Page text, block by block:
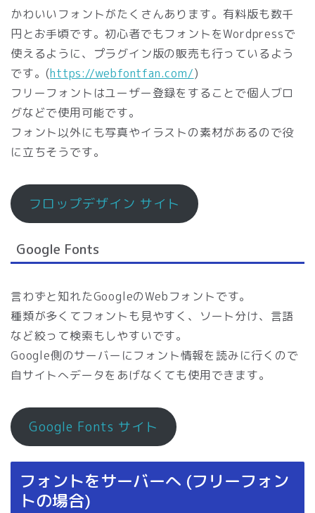
かわいいフォントがたくさんあります。有料版も数千
円とお手頃です。初心者でもフォントをWordpressで
使えるように、プラグイン版の販売も行っているよう
です。(https://webfontfan.com/)
フリーフォントはユーザー登録をすることで個人ブロ
グなどで使用可能です。
フォント以外にも写真やイラストの素材があるので役
に立ちそうです。
フロップデザイン サイト
Google Fonts
言わずと知れたGoogleのWebフォントです。
種類が多くてフォントも見やすく、ソート分け、言語
など絞って検索もしやすいです。
Google側のサーバーにフォント情報を読みに行くので
自サイトへデータをあげなくても使用できます。
Google Fonts サイト
フォントをサーバーへ (フリーフォン
トの場合)